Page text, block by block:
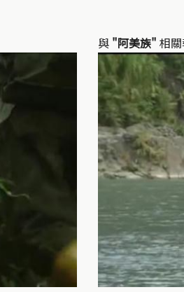
與 "阿美族" 相